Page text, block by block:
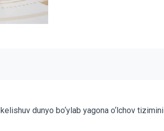
dunyo bo‘ylab yagona o‘lchov tizimini